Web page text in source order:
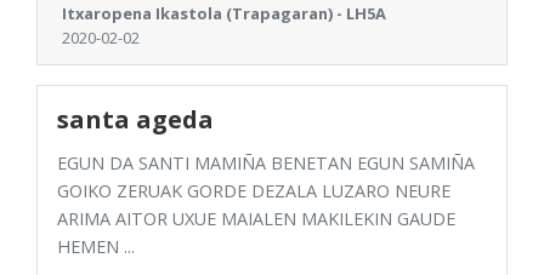
Itxaropena Ikastola (Trapagaran) - LH5A
2020-02-02
santa ageda
EGUN DA SANTI MAMIÑA BENETAN EGUN SAMIÑA
GOIKO ZERUAK GORDE DEZALA LUZARO NEURE
ARIMA AITOR UXUE MAIALEN MAKILEKIN GAUDE
HEMEN ...